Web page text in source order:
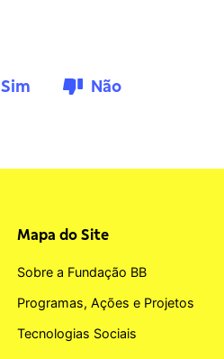
Sim Não
Mapa do Site
Sobre a Fundação BB
Programas, Ações e Projetos
Tecnologias Sociais